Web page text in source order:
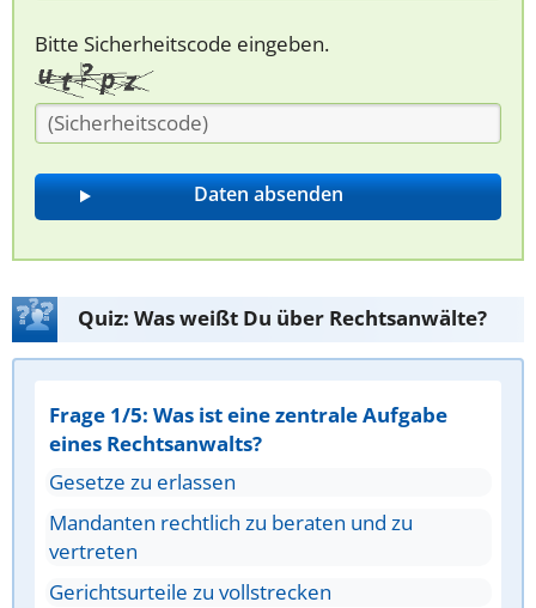
Bitte Sicherheitscode eingeben.
Quiz: Was weißt Du über Rechtsanwälte?
Frage 1/5: Was ist eine zentrale Aufgabe
eines Rechtsanwalts?
Gesetze zu erlassen
Mandanten rechtlich zu beraten und zu
vertreten
Gerichtsurteile zu vollstrecken